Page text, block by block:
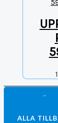
ALLA